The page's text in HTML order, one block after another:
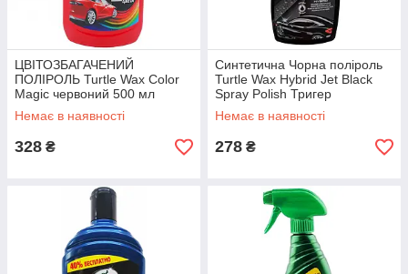
ЦВІТОЗБАГАЧЕНИЙ
ПОЛІРОЛЬ Turtle Wax Color
Magic червоний 500 мл
Немає в наявності
328 ₴
Синтетична Чорна поліроль
Turtle Wax Hybrid Jet Black
Spray Polish Тригер
Немає в наявності
278 ₴